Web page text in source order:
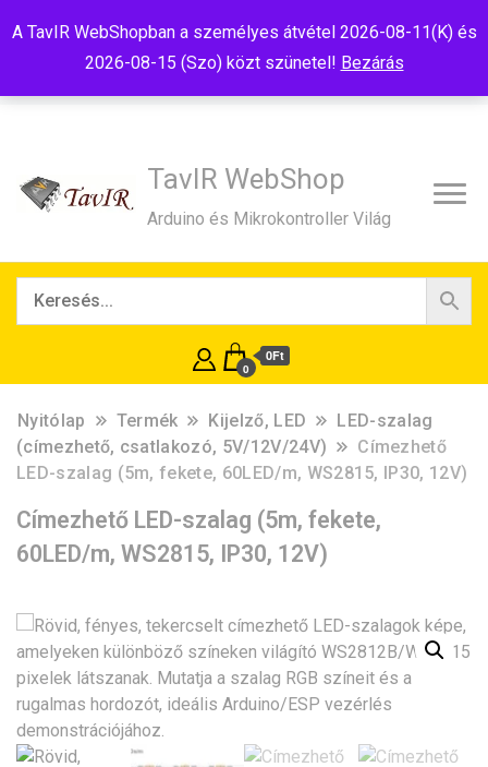
A TavIR WebShopban a személyes átvétel 2026-08-11(K) és
2026-08-15 (Szo) közt szünetel! Bezárás
TavIR WebShop
Arduino és Mikrokontroller Világ
0
0Ft
Nyitólap Termék Kijelző, LED
LED-szalag
(címezhető, csatlakozó, 5V/12V/24V)
Címezhető
LED-szalag (5m, fekete, 60LED/m, WS2815, IP30, 12V)
Címezhető LED-szalag (5m, fekete,
60LED/m, WS2815, IP30, 12V)